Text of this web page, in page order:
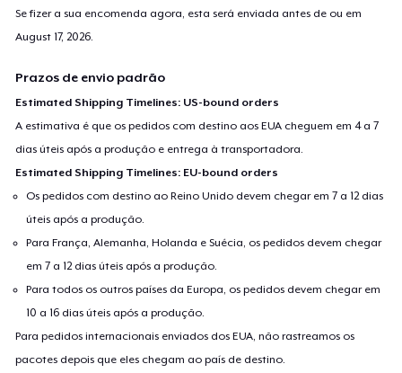
Se fizer a sua encomenda agora, esta será enviada antes de ou em
August 17, 2026
Prazos de envio padrão
Estimated Shipping Timelines: US-bound orders
A estimativa é que os pedidos com destino aos EUA cheguem em 4 a 7
dias úteis após a produção e entrega à transportadora.
Estimated Shipping Timelines: EU-bound orders
Os pedidos com destino ao Reino Unido devem chegar em 7 a 12 dias
úteis após a produção.
Para França, Alemanha, Holanda e Suécia, os pedidos devem chegar
em 7 a 12 dias úteis após a produção.
Para todos os outros países da Europa, os pedidos devem chegar em
10 a 16 dias úteis após a produção.
Para pedidos internacionais enviados dos EUA, não rastreamos os
pacotes depois que eles chegam ao país de destino.